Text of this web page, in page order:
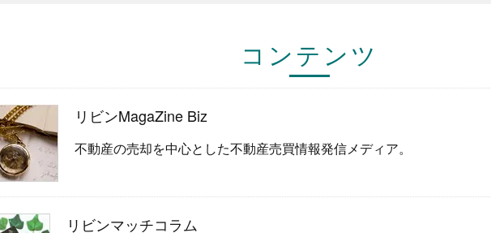
コンテンツ
リビンMagaZine Biz
不動産の売却を中心とした不動産売買情報発信メディア。
リビンマッチコラム